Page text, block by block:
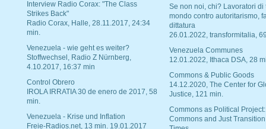
Interview Radio Corax: "The Class
Strikes Back"
Radio Corax, Halle, 28.11.2017, 24:34
min.
Venezuela - wie geht es weiter?
Stoffwechsel, Radio Z Nürnberg,
4.10.2017, 16:37 min
Control Obrero
IROLA IRRATIA 30 de enero de 2017, 58
min.
Venezuela - Krise und Inflation
Freie-Radios.net, 13 min. 19.01.2017
Se non noi, chi? Lavoratori di
mondo contro autoritarismo,
dittatura
26.01.2022, transformitalia,
Venezuela Communes
12.01.2022, Ithaca DSA, 28
Commons & Public Goods
14.12.2020, The Center for
Justice, 121 min.
Commons as Political Project:
Commons and Just